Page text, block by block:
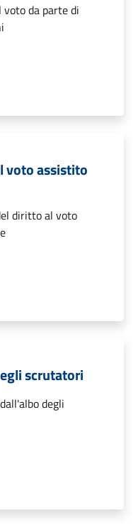
voto da parte di
voto assistito
diritto al voto
scrutatori
degli